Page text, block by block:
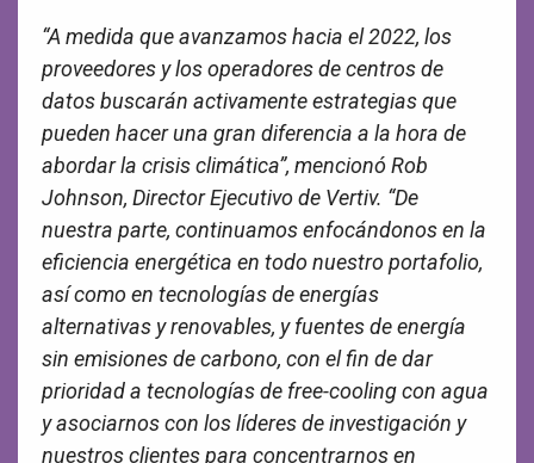
“A medida que avanzamos hacia el 2022, los
proveedores y los operadores de centros de
datos buscarán activamente estrategias que
pueden hacer una gran diferencia a la hora de
abordar la crisis climática”, mencionó Rob
Johnson, Director Ejecutivo de Vertiv. “De
nuestra parte, continuamos enfocándonos en la
eficiencia energética en todo nuestro portafolio,
así como en tecnologías de energías
alternativas y renovables, y fuentes de energía
sin emisiones de carbono, con el fin de dar
prioridad a tecnologías de free-cooling con agua
y asociarnos con los líderes de investigación y
nuestros clientes para concentrarnos en